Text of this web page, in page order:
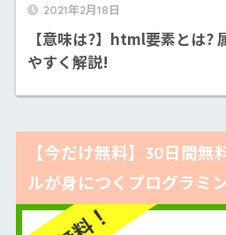
2021年2月18日
【意味は?】html要素とは?
やすく解説!
【今だけ無料】30日間無
ルが身につくプログラミ